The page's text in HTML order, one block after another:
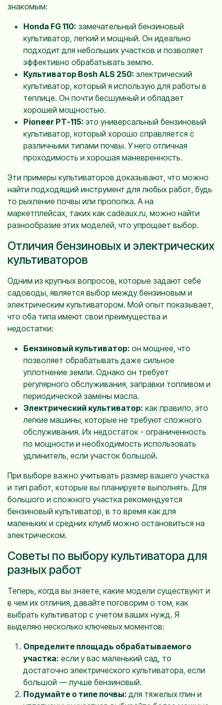
знакомым:
Honda FG 110: замечательный бензиновый
культиватор, легкий и мощный. Он идеально
подходит для небольших участков и позволяет
эффективно обрабатывать землю.
Культиватор Bosh ALS 250: электрический
культиватор, который я использую для работы в
теплице. Он почти бесшумный и обладает
хорошей мощностью.
Pioneer PT-115: это универсальный бензиновый
культиватор, который хорошо справляется с
различными типами почвы. У него отличная
проходимость и хорошая маневренность.
Эти примеры культиваторов доказывают, что можно
найти подходящий инструмент для любых работ, будь
то рыхление почвы или прополка. А на
маркетплейсах, таких как cadeaux.ru , можно найти
разнообразие этих моделей, что упрощает выбор.
Отличия бензиновых и электрических
культиваторов
Одним из крупных вопросов, которые задают себе
садоводы, является выбор между бензиновым и
электрическим культиватором. Мой опыт показывает,
что оба типа имеют свои преимущества и
недостатки:
Бензиновый культиватор: он мощнее, что
позволяет обрабатывать даже сильное
уплотнение земли. Однако он требует
регулярного обслуживания, заправки топливом и
периодической замены масла.
Электрический культиватор: как правило, это
легкие машины, которые не требуют сложного
обслуживания. Их недостаток - ограниченность
по мощности и необходимость использовать
удлинитель, если участок большой.
При выборе важно учитывать размер вашего участка
и тип работ, которые вы планируете выполнять. Для
большого и сложного участка рекомендуется
бензиновый культиватор, в то время как для
маленьких и средних клумб можно остановиться на
электрическом.
Советы по выбору культиватора для
разных работ
Теперь, когда вы знаете, какие модели существуют и
в чем их отличия, давайте поговорим о том, как
выбрать культиватор с учетом ваших нужд. Я
выделяю несколько ключевых моментов:
Определите площадь обрабатываемого
участка: если у вас маленький сад, то
достаточно электрического культиватора, если
большой — лучше бензиновый.
Подумайте о типе почвы: для тяжелых глин и